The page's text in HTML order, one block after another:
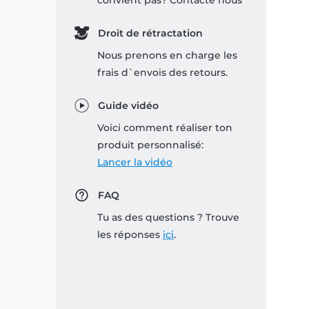
Droit de rétractation
Nous prenons en charge les
frais d`envois des retours.
Guide vidéo
Voici comment réaliser ton
produit personnalisé:
Lancer la vidéo
FAQ
Tu as des questions ? Trouve
les réponses ici.